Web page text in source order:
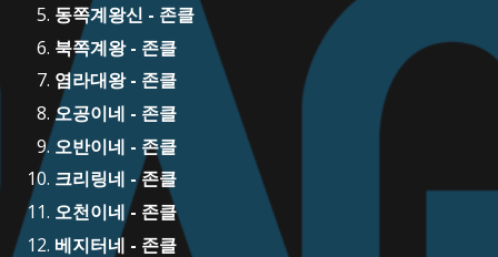
동쪽계왕신 - 존클
북쪽계왕 - 존클
염라대왕 - 존클
오공이네 - 존클
오반이네 - 존클
크리링네 - 존클
오천이네 - 존클
베지터네 - 존클